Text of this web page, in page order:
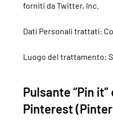
forniti da Twitter, Inc.
Dati Personali trattati:
Luogo del trattamento:
Pulsante “Pin
Pinterest